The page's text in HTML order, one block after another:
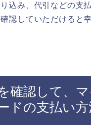
込み、代引などの支
認していただけると
確認して、マ
ドの支払い方